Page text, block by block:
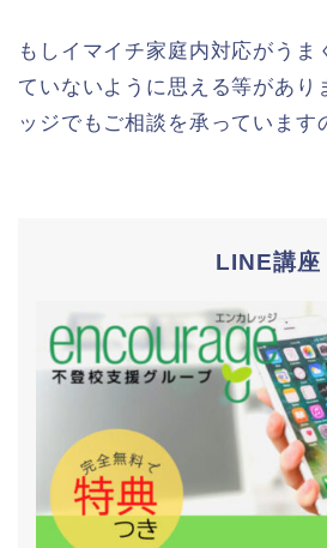
もしイマイチ家庭内対応がうま
ていないように思える等があり
ッジでもご相談を承っています
LINE講座